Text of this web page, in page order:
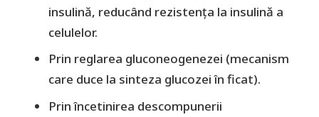
insulină, reducând rezistența la insulină a
celulelor.
Prin reglarea gluconeogenezei (mecanism
care duce la sinteza glucozei în ficat).
Prin încetinirea descompunerii